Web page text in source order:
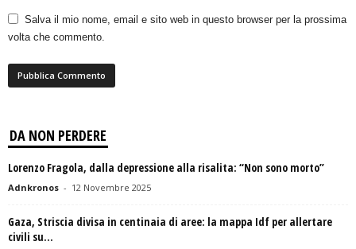
Salva il mio nome, email e sito web in questo browser per la prossima
volta che commento.
DA NON PERDERE
Lorenzo Fragola, dalla depressione alla risalita: “Non sono morto”
Adnkronos - 12 Novembre 2025
Gaza, Striscia divisa in centinaia di aree: la mappa Idf per allertare
civili su...